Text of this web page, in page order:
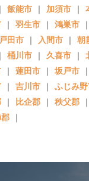
｜ 飯能市 ｜ 加須市 ｜
｜ 羽生市 ｜ 鴻巣市 ｜
戸田市 ｜ 入間市 ｜ 朝
｜ 桶川市 ｜ 久喜市 ｜
｜ 蓮田市 ｜ 坂戸市 ｜
｜ 吉川市 ｜ ふじみ
｜ 比企郡 ｜ 秩父郡 ｜
｜